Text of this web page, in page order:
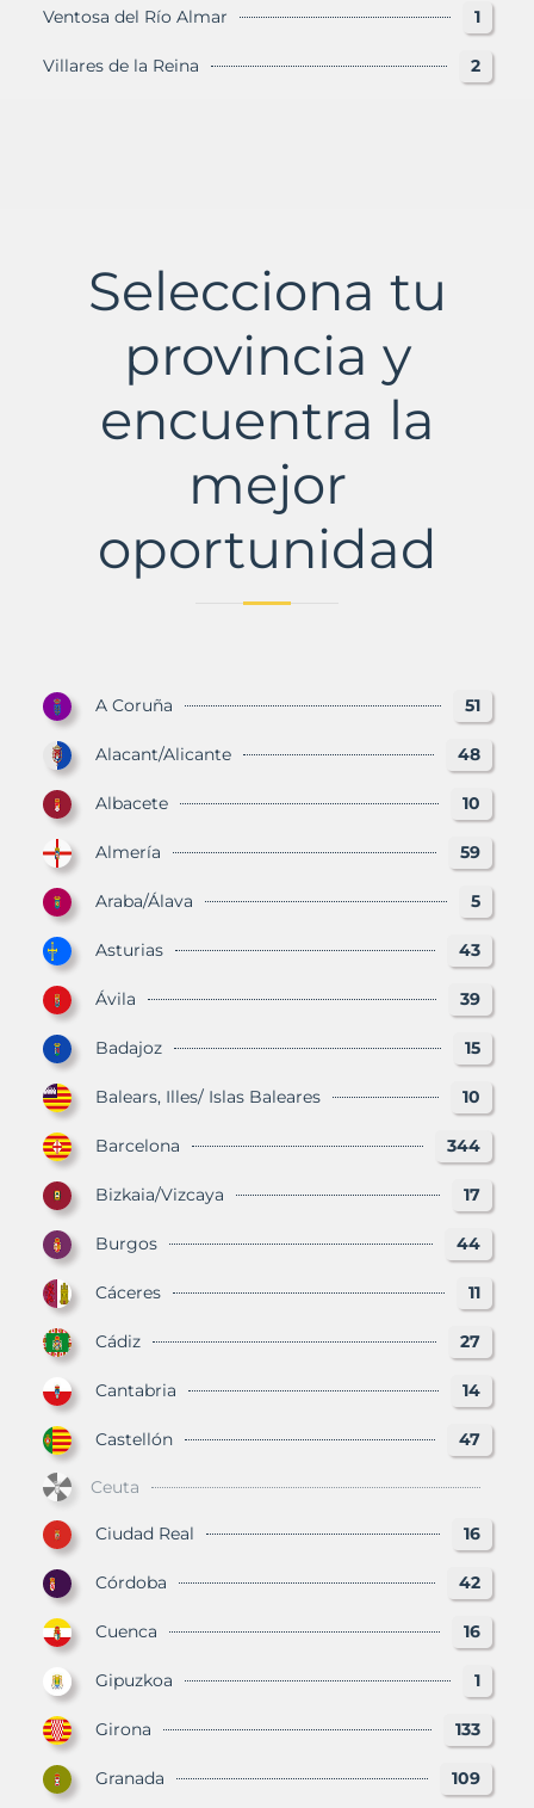
Ventosa del Río Almar 1
Villares de la Reina 2
Selecciona tu
provincia y
encuentra la
mejor
oportunidad
A Coruña 51
Alacant/Alicante 48
Albacete 10
Almería 59
Araba/Álava 5
Asturias 43
Ávila 39
Badajoz 15
Balears, Illes/ Islas Baleares 10
Barcelona 344
Bizkaia/Vizcaya 17
Burgos 44
Cáceres 11
Cádiz 27
Cantabria 14
Castellón 47
Ceuta
Ciudad Real 16
Córdoba 42
Cuenca 16
Gipuzkoa 1
Girona 133
Granada 109